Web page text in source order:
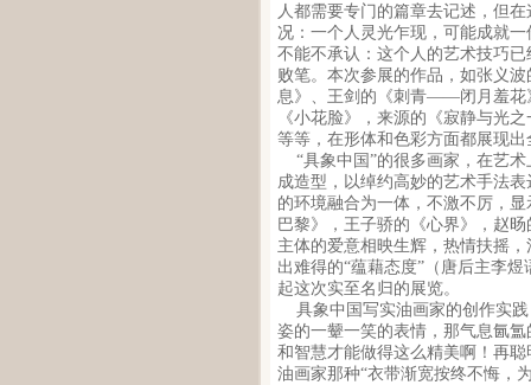
人都需要专门的篇章去记述，但
况：一个人灵光乍现，可能成就
不能不承认：这个人的艺术技巧
败笔。本次参展的作品，如张义
息》、王剑的《刺青——闭月羞花
《小花脸》，来源的《寂静与光
等等，在形体和色彩方面都展现
“具象中国”的很多画家，在艺术
成造型，以绰约高妙的艺术手法
的环境融合为一体，不激不厉，
巴黎》，王子骄的《心界》，赵
主体的爱意相映生辉，热情扶摇
出难得的“蕴藉态度”（唐后主李
起这次实至名归的展览。
具象中国写实油画家的创作实践
姿的一颦一笑的表情，那气息氤
和智慧才能做得这么精美啊！再
油画家那种“衣带渐宽按终不悔，